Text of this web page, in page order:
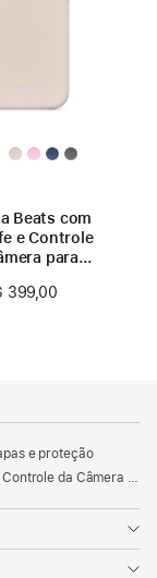
Beats com
e Controle
para
cítrico
399,00
e proteção
17 Pro – Calcário cítrico